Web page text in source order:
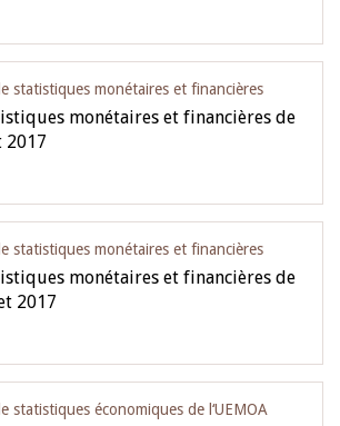
statistiques monétaires et financières
monétaires et financières de
2017
statistiques monétaires et financières
monétaires et financières de
2017
statistiques économiques de l‘UEMOA